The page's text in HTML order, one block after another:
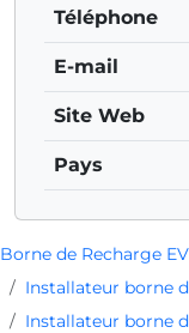
Borne de Recharge EV
Installateur borne
Installateur borne
Téléphone
E-mail
Site Web
Pays